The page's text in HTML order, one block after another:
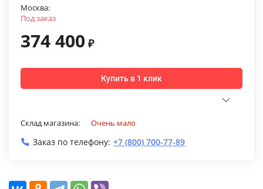
Москва:
Под заказ
374 400 ₽
Купить в 1 клик
Склад магазина: Очень мало
Заказ по телефону: +7 (800) 700-77-89